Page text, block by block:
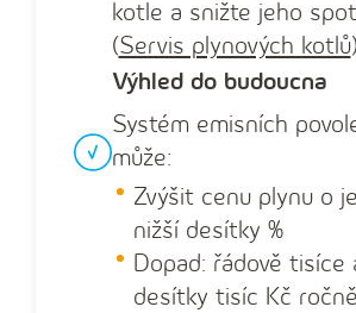
kotle a snižte jeho
(Servis plynových kotlů)
Výhled do budoucna
Systém emisních
může:
Zvýšit cenu plynu o
nižší desítky %
Dopad: řádově tisíce
desítky tisíc Kč ročně